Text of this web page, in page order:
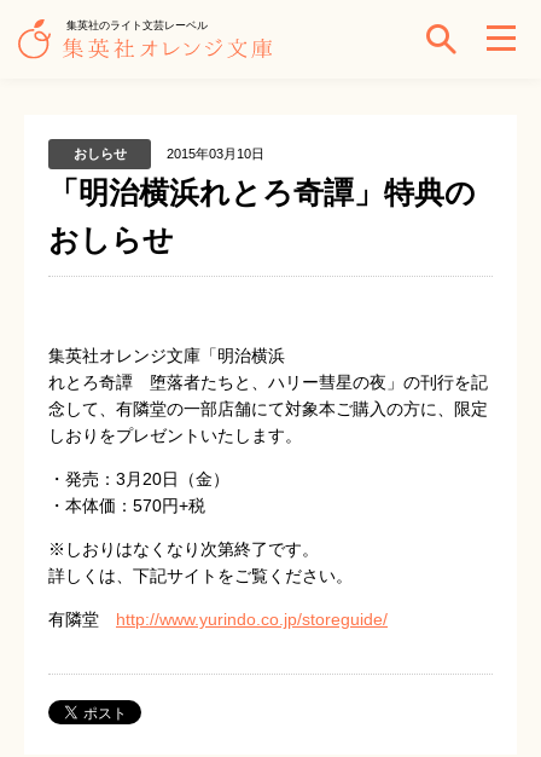
集英社のライト文芸レーベル
おしらせ 2015年03月10日
「明治横浜れとろ奇譚」特典の
おしらせ
集英社オレンジ文庫「明治横浜
れとろ奇譚 堕落者たちと、ハリー彗星の夜」の刊行を記
念して、有隣堂の一部店舗にて対象本ご購入の方に、限定
しおりをプレゼントいたします。
・発売：3月20日（金）
・本体価：570円+税
※しおりはなくなり次第終了です。
詳しくは、下記サイトをご覧ください。
有隣堂 http://www.yurindo.co.jp/storeguide/